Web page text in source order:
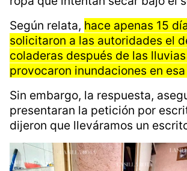
A unas calles de distancia, la
su familia también intentan
quedó dentro de su vivienda.
En su patio acumulan cajas
el agua, documentos mojados y
ropa que intentan secar bajo el
Según relata,hace apenas 15
solicitaron a las autoridades el
coladeras después de las lluvias
provocaron inundaciones en